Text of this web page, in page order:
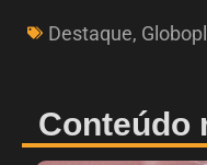
Destaque,
Conteúdo